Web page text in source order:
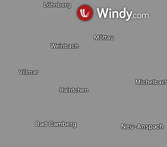
Haintchen
Löhnberg
Villmar
Weinbach
Möttau
Bad Camberg Neu-Anspach